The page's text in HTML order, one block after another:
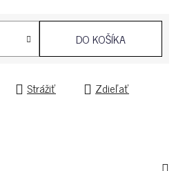
DO KOŠÍKA
Strážiť Zdieľať